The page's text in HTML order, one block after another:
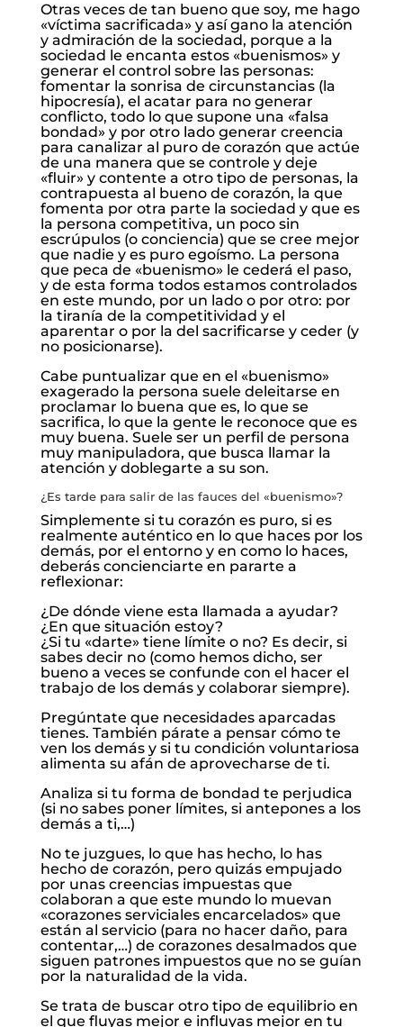
Otras veces de tan bueno que soy, me hago
«víctima sacrificada» y así gano la atención
y admiración de la sociedad, porque a la
sociedad le encanta estos «buenismos» y
generar el control sobre las personas:
fomentar la sonrisa de circunstancias (la
hipocresía), el acatar para no generar
conflicto, todo lo que supone una «falsa
bondad» y por otro lado generar creencia
para canalizar al puro de corazón que actúe
de una manera que se controle y deje
«fluir» y contente a otro tipo de personas, la
contrapuesta al bueno de corazón, la que
fomenta por otra parte la sociedad y que es
la persona competitiva, un poco sin
escrúpulos (o conciencia) que se cree mejor
que nadie y es puro egoísmo. La persona
que peca de «buenismo» le cederá el paso,
y de esta forma todos estamos controlados
en este mundo, por un lado o por otro: por
la tiranía de la competitividad y el
aparentar o por la del sacrificarse y ceder (y
no posicionarse).
Cabe puntualizar que en el «buenismo»
exagerado la persona suele deleitarse en
proclamar lo buena que es, lo que se
sacrifica, lo que la gente le reconoce que es
muy buena. Suele ser un perfil de persona
muy manipuladora, que busca llamar la
atención y doblegarte a su son.
¿Es tarde para salir de las fauces del «buenismo»?
Simplemente si tu corazón es puro, si es
realmente auténtico en lo que haces por los
demás, por el entorno y en como lo haces,
deberás concienciarte en pararte a
reflexionar:
¿De dónde viene esta llamada a ayudar?
¿En que situación estoy?
¿Si tu «darte» tiene límite o no? Es decir, si
sabes decir no (como hemos dicho, ser
bueno a veces se confunde con el hacer el
trabajo de los demás y colaborar siempre).
Pregúntate que necesidades aparcadas
tienes. También párate a pensar cómo te
ven los demás y si tu condición voluntariosa
alimenta su afán de aprovecharse de ti.
Analiza si tu forma de bondad te perjudica
(si no sabes poner límites, si antepones a los
demás a ti,…)
No te juzgues, lo que has hecho, lo has
hecho de corazón, pero quizás empujado
por unas creencias impuestas que
colaboran a que este mundo lo muevan
«corazones serviciales encarcelados» que
están al servicio (para no hacer daño, para
contentar,…) de corazones desalmados que
siguen patrones impuestos que no se guían
por la naturalidad de la vida.
Se trata de buscar otro tipo de equilibrio en
el que fluyas mejor e influyas mejor en tu